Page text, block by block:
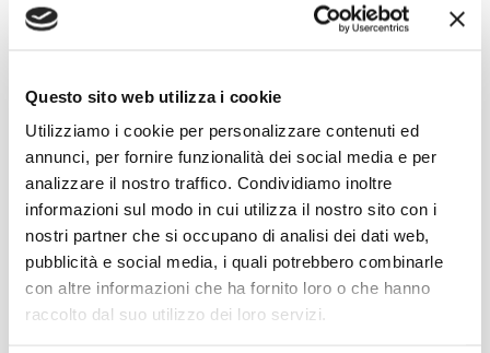
Questo sito web utilizza i cookie
Utilizziamo i cookie per personalizzare contenuti ed
annunci, per fornire funzionalità dei social media e per
analizzare il nostro traffico. Condividiamo inoltre
informazioni sul modo in cui utilizza il nostro sito con i
nostri partner che si occupano di analisi dei dati web,
pubblicità e social media, i quali potrebbero combinarle
con altre informazioni che ha fornito loro o che hanno
raccolto dal suo utilizzo dei loro servizi.
NON HAI BISOGNODI
PIU' TEMPO, MA
DELLA GIUSTA
INTENSITA'